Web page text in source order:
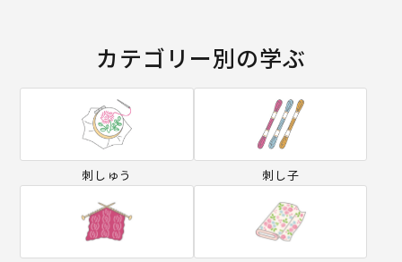
カテゴリー別の学ぶ
刺しゅう 刺し子